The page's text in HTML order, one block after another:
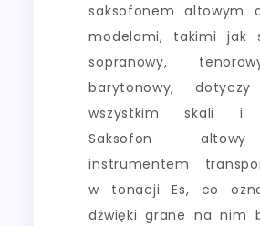
saksofonem altowym
modelami, takimi jak
sopranowy,
barytonowy,
wszystkim skali i
Saksofon
instrumentem
w tonacji Es, co
dźwięki grane na nim